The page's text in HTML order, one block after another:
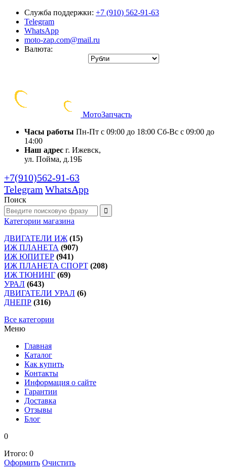
Служба поддержки: +7 (910) 562-91-63
Telegram
WhatsApp
moto-zap.com@mail.ru
Валюта:
МотоЗапчасть
Часы работы Пн-Пт с 09:00 до 18:00 Сб-Вс с 09:00 до
14:00
Наш адрес г. Ижевск,
ул. Пойма, д.19Б
+7(910)562-91-63
Telegram WhatsApp
Поиск
Категории магазина
ДВИГАТЕЛИ ИЖ (15)
ИЖ ПЛАНЕТА (907)
ИЖ ЮПИТЕР (941)
ИЖ ПЛАНЕТА СПОРТ (208)
ИЖ ТЮНИНГ (69)
УРАЛ (643)
ДВИГАТЕЛИ УРАЛ (6)
ДНЕПР (316)
Все категории
Меню
Главная
Каталог
Как купить
Контакты
Информация о сайте
Гарантии
Доставка
Отзывы
Блог
0
Итого: 0
Оформить Очистить